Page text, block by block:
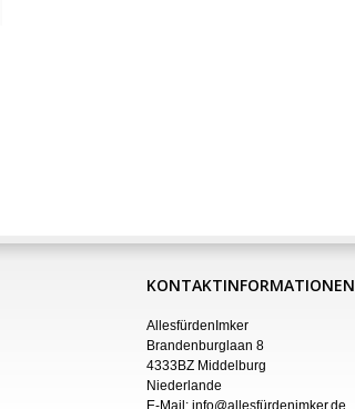
KONTAKTINFORMATIONEN
AllesfürdenImker
Brandenburglaan 8
4333BZ Middelburg
Niederlande
E-Mail: info@allesfürdenimker.de